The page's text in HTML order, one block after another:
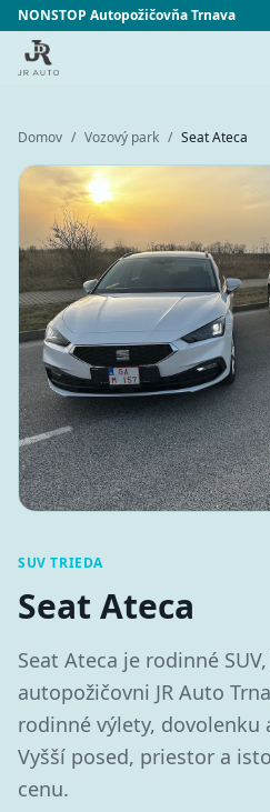
NONSTOP Autopožičovňa Trnava
Domov / Vozový park / Seat Ateca
SUV TRIEDA
Seat Ateca
Seat Ateca je rodinné
autopožičovni JR Auto
rodinné výlety, dovolenku
Vyšší posed, priestor a
cenu.